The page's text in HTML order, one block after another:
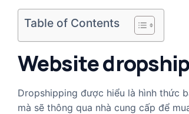
Table of Contents
Website
Dropshipping được hiểu là hình thức
mà sẽ thông qua nhà cung cấp để